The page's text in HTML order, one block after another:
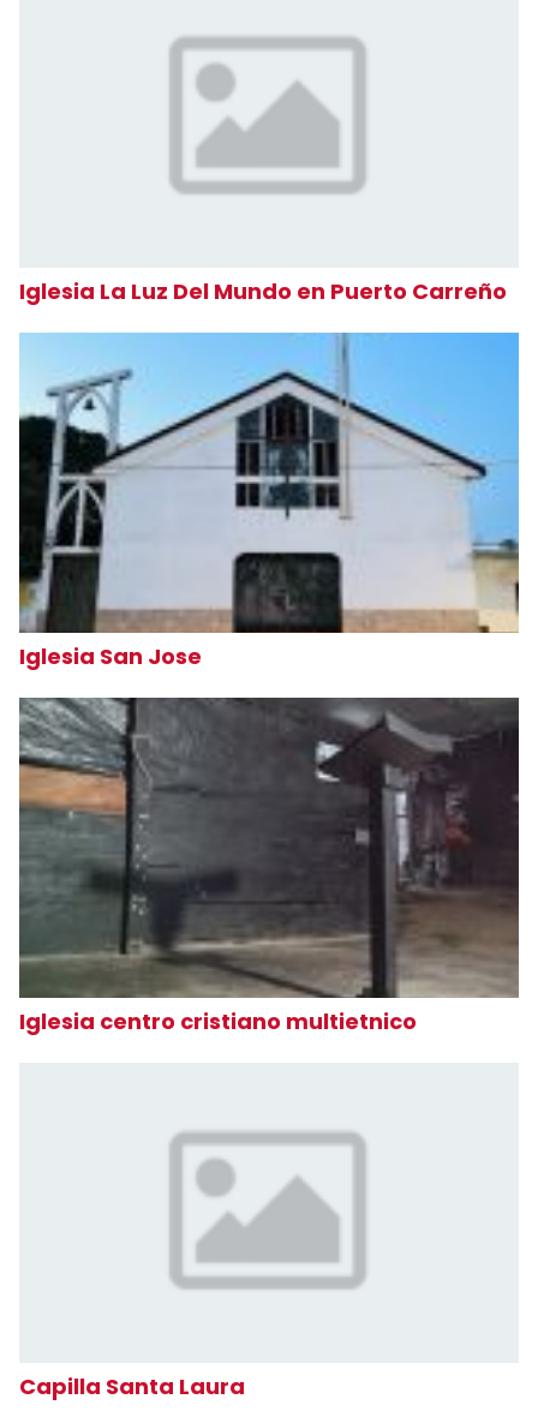
Iglesia La Luz Del Mundo en Puerto Carreño
Iglesia San Jose
Iglesia centro cristiano multietnico
Capilla Santa Laura